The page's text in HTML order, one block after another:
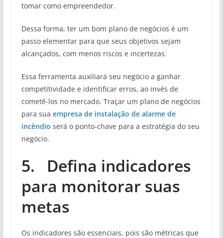
tomar como empreendedor.
Dessa forma, ter um bom plano de negócios é um
passo elementar para que seus objetivos sejam
alcançados, com menos riscos e incertezas.
Essa ferramenta auxiliará seu negócio a ganhar
competitividade e identificar erros, ao invés de
cometê-los no mercado. Traçar um plano de negócios
para sua empresa de instalação de alarme de
incêndio será o ponto-chave para a estratégia do seu
negócio.
5. Defina indicadores
para monitorar suas
metas
Os indicadores são essenciais, pois são métricas que